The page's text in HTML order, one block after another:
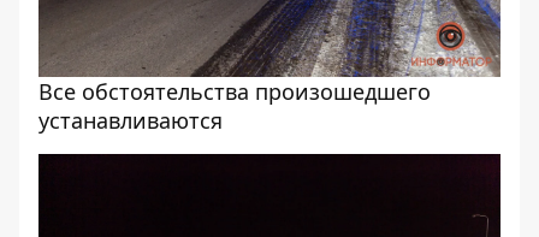
Все обстоятельства произошедшего
устанавливаются